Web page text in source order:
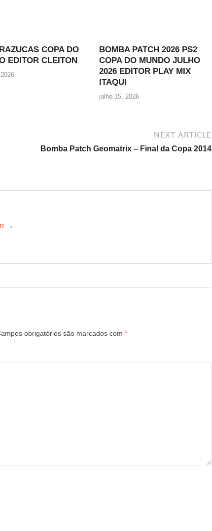
COPA DO
EDITOR CLEITON
BOMBA PATCH 2026 PS2
COPA DO MUNDO JULHO
2026 EDITOR PLAY MIX
ITAQUI
julho 15, 2026
NEXT ARTICLE
Bomba Patch Geomatrix – Final da Copa 2014
→
obrigatórios são marcados com *